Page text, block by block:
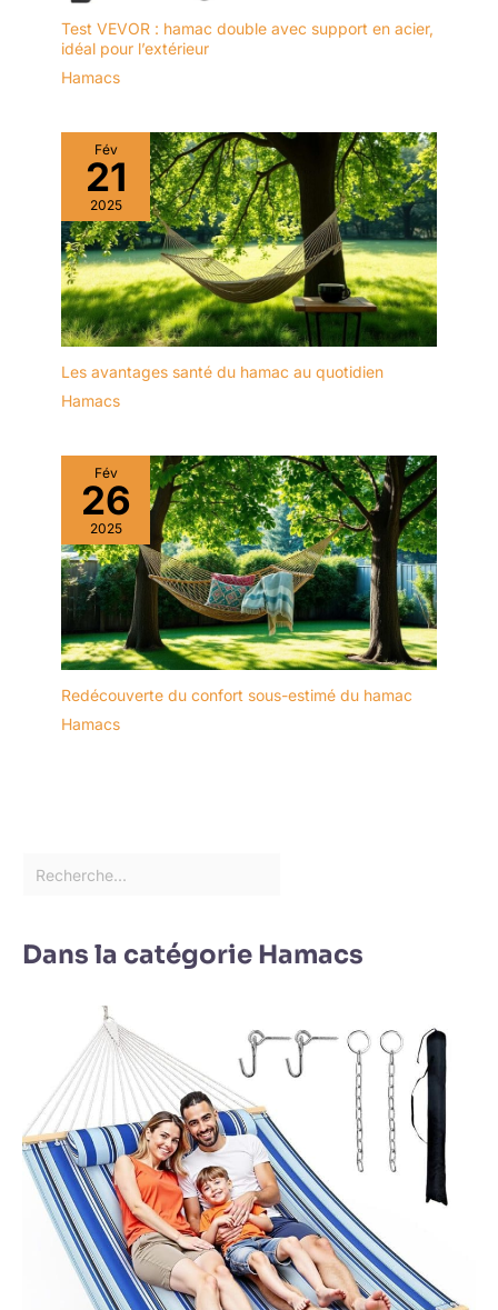
Test VEVOR : hamac double avec support en acier,
idéal pour l’extérieur
Hamacs
Fév
21
2025
Les avantages santé du hamac au quotidien
Hamacs
Fév
26
2025
Redécouverte du confort sous-estimé du hamac
Hamacs
Dans la catégorie Hamacs